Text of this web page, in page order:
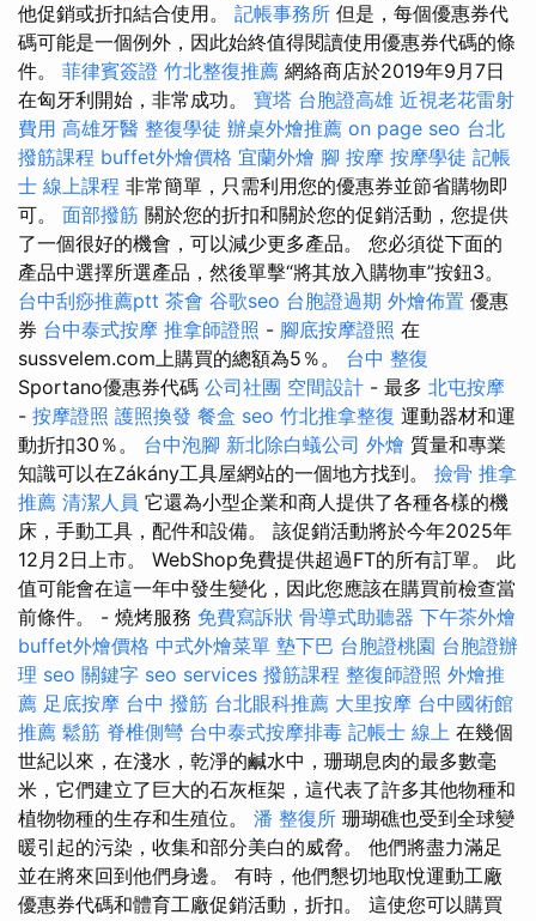
他促銷或折扣結合使用。 記帳事務所 但是，每個優惠券代
碼可能是一個例外，因此始終值得閱讀使用優惠券代碼的條
件。 菲律賓簽證 竹北整復推薦 網絡商店於2019年9月7日
在匈牙利開始，非常成功。 寶塔 台胞證高雄 近視老花雷射
費用 高雄牙醫 整復學徒 辦桌外燴推薦 on page seo 台北
撥筋課程 buffet外燴價格 宜蘭外燴 腳 按摩 按摩學徒 記帳
士 線上課程 非常簡單，只需利用您的優惠券並節省購物即
可。 面部撥筋 關於您的折扣和關於您的促銷活動，您提供
了一個很好的機會，可以減少更多產品。 您必須從下面的
產品中選擇所選產品，然後單擊“將其放入購物車”按鈕3。
台中刮痧推薦ptt 茶會 谷歌seo 台胞證過期 外燴佈置 優惠
券 台中泰式按摩 推拿師證照 - 腳底按摩證照 在
sussvelem.com上購買的總額為5％。 台中 整復
Sportano優惠券代碼 公司社團 空間設計 - 最多 北屯按摩
- 按摩證照 護照換發 餐盒 seo 竹北推拿整復 運動器材和運
動折扣30％。 台中泡腳 新北除白蟻公司 外燴 質量和專業
知識可以在Zákány工具屋網站的一個地方找到。 撿骨 推拿
推薦 清潔人員 它還為小型企業和商人提供了各種各樣的機
床，手動工具，配件和設備。 該促銷活動將於今年2025年
12月2日上市。 WebShop免費提供超過FT的所有訂單。 此
值可能會在這一年中發生變化，因此您應該在購買前檢查當
前條件。 - 燒烤服務 免費寫訴狀 骨導式助聽器 下午茶外燴
buffet外燴價格 中式外燴菜單 墊下巴 台胞證桃園 台胞證辦
理 seo 關鍵字 seo services 撥筋課程 整復師證照 外燴推
薦 足底按摩 台中 撥筋 台北眼科推薦 大里按摩 台中國術館
推薦 鬆筋 脊椎側彎 台中泰式按摩排毒 記帳士 線上 在幾個
世紀以來，在淺水，乾淨的鹹水中，珊瑚息肉的最多數毫
米，它們建立了巨大的石灰框架，這代表了許多其他物種和
植物物種的生存和生殖位。 潘 整復所 珊瑚礁也受到全球變
暖引起的污染，收集和部分美白的威脅。 他們將盡力滿足
並在將來回到他們身邊。 有時，他們懇切地取悅運動工廠
優惠券代碼和體育工廠促銷活動，折扣。 這使您可以購買